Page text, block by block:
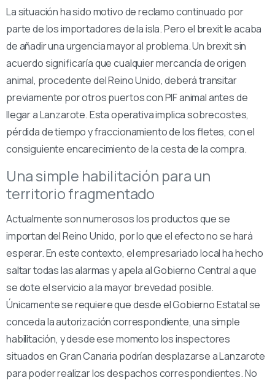
La situación ha sido motivo de reclamo continuado por
parte de los importadores de la isla. Pero el brexit le acaba
de añadir una urgencia mayor al problema. Un brexit sin
acuerdo significaría que cualquier mercancía de origen
animal, procedente del Reino Unido, deberá transitar
previamente por otros puertos con PIF animal antes de
llegar a Lanzarote. Esta operativa implica sobrecostes,
pérdida de tiempo y fraccionamiento de los fletes, con el
consiguiente encarecimiento de la cesta de la compra.
Una simple habilitación para un
territorio fragmentado
Actualmente son numerosos los productos que se
importan del Reino Unido, por lo que el efecto no se hará
esperar. En este contexto, el empresariado local ha hecho
saltar todas las alarmas y apela al Gobierno Central a que
se dote el servicio a la mayor brevedad posible.
Únicamente se requiere que desde el Gobierno Estatal se
conceda la autorización correspondiente, una simple
habilitación, y desde ese momento los inspectores
situados en Gran Canaria podrían desplazarse a Lanzarote
para poder realizar los despachos correspondientes. No